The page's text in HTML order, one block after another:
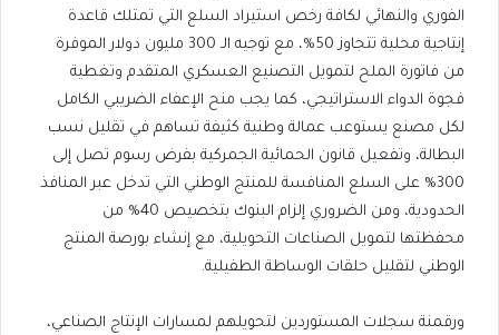
الفوري والنهائي لكافة رخص استيراد السلع التي تمتلك قاعدة
إنتاجية محلية تتجاوز 50%، مع توجيه الـ 300 مليون دولار الموفرة
من فاتورة الملح لتمويل التصنيع العسكري المتقدم وتغطية
فجوة الدواء الاستراتيجي، كما يجب منح الإعفاء الضريبي الكامل
لكل مصنع يستوعب عمالة وطنية كثيفة تساهم في تقليل نسب
البطالة، وتفعيل قانون الحمائية الجمركية بفرض رسوم تصل إلى
300% على السلع المنافسة للمنتج الوطني التي تدخل عبر المنافذ
الحدودية، ومن الضروري إلزام البنوك بتخصيص 40% من
محفظتها لتمويل الصناعات التحويلية، مع إنشاء بورصة المنتج
الوطني لتقليل حلقات الوساطة الطفيلية.
ورقمنة سجلات المستوردين لتحويلهم لمسارات الإنتاج الصناعي،